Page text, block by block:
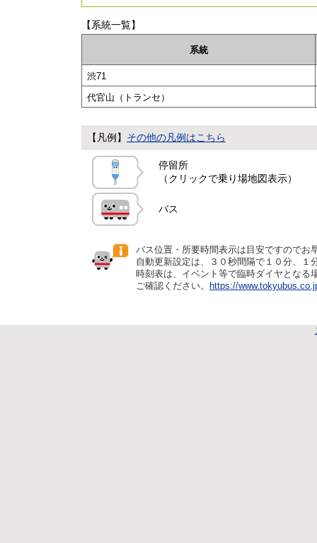
【系統一覧】
系統
渋71
代官山（トランセ）
【凡例】 その他の凡例はこちら
停留所
（クリックで乗り場地図表示）
バス
バス位置・所要時間表示は目安ですのでお
自動更新設定は、３０秒間隔で１０分、１
時刻表は、イベント等で臨時ダイヤとなる
ご確認ください。
https://